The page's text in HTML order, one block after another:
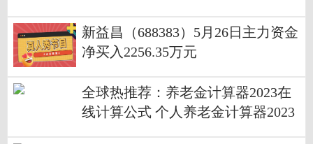
新益昌（688383）5月26日主力资金
净买入2256.35万元
全球热推荐：养老金计算器2023在
线计算公式 个人养老金计算器2023